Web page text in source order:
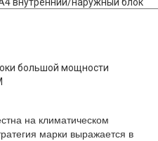
большой мощности
на климатическом
марки выражается в